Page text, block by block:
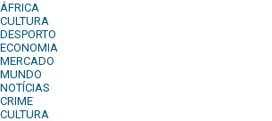
ÁFRICA
CULTURA
DESPORTO
ECONOMIA
MERCADO
MUNDO
NOTÍCIAS
CRIME
CULTURA